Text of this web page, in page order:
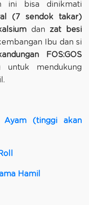
ini bisa dinikmati
(7 sendok takar)
dan zat besi
Ibu dan si
FOS:GOS
untuk mendukung
(tinggi akan
Hamil